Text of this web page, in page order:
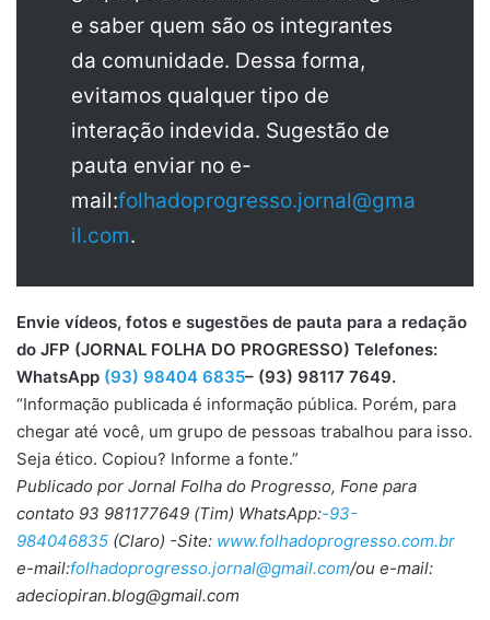
e saber quem são os integrantes
da comunidade. Dessa forma,
evitamos qualquer tipo de
interação indevida. Sugestão de
pauta enviar no e-
mail:folhadoprogresso.jornal@gma
il.com.
Envie vídeos, fotos e sugestões de pauta para a redação
do JFP (JORNAL FOLHA DO PROGRESSO) Telefones:
WhatsApp (93) 98404 6835– (93) 98117 7649.
“Informação publicada é informação pública. Porém, para
chegar até você, um grupo de pessoas trabalhou para isso.
Seja ético. Copiou? Informe a fonte.”
Publicado por Jornal Folha do Progresso, Fone para
contato 93 981177649 (Tim) WhatsApp:-93-
984046835 (Claro) -Site: www.folhadoprogresso.com.br
e-mail:folhadoprogresso.jornal@gmail.com/ou e-mail:
adeciopiran.blog@gmail.com